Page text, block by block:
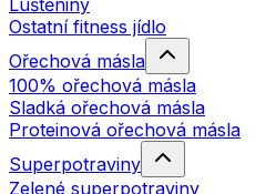
Luštěniny
Ostatní fitness jídlo
Ořechová másla
100% ořechová másla
Sladká ořechová másla
Proteinová ořechová másla
Superpotraviny
Zelené superpotraviny